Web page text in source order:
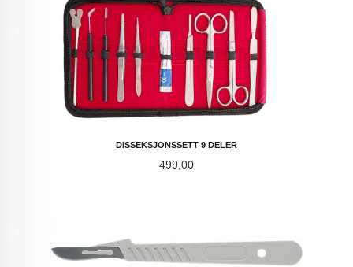
DISSEKSJONSSETT 9 DELER
Pris
499,00